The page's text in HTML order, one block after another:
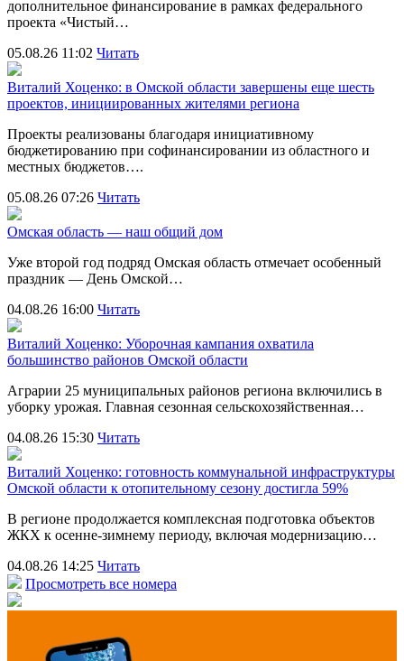
дополнительное финансирование в рамках федерального
проекта «Чистый…
05.08.26 11:02 Читать
Виталий Хоценко: в Омской области завершены еще шесть
проектов, инициированных жителями региона
Проекты реализованы благодаря инициативному
бюджетированию при софинансировании из областного и
местных бюджетов….
05.08.26 07:26 Читать
Омская область — наш общий дом
Уже второй год подряд Омская область отмечает особенный
праздник — День Омской…
04.08.26 16:00 Читать
Виталий Хоценко: Уборочная кампания охватила
большинство районов Омской области
Аграрии 25 муниципальных районов региона включились в
уборку урожая. Главная сезонная сельскохозяйственная…
04.08.26 15:30 Читать
Виталий Хоценко: готовность коммунальной инфраструктуры
Омской области к отопительному сезону достигла 59%
В регионе продолжается комплексная подготовка объектов
ЖКХ к осенне-зимнему периоду, включая модернизацию…
04.08.26 14:25 Читать
Просмотреть все номера